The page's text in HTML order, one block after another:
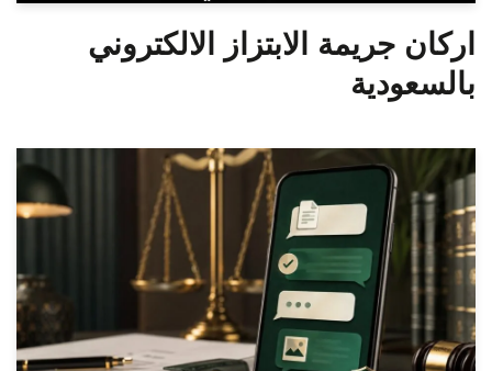
اركان جريمة الابتزاز الالكتروني
بالسعودية